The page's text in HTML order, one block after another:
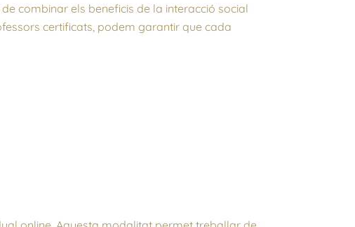
combinar els beneficis de la interacció social
certificats, podem garantir que cada